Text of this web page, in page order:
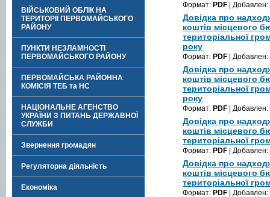
ВІЙСЬКОВИЙ ОБЛІК НА
ТЕРИТОРІЇ ПЕРВОМАЙСЬКОГО
РАЙОНУ
ПУНКТИ НЕЗЛАМНОСТІ
ПЕРВОМАЙСЬКОГО РАЙОНУ
ПЕРВОМАЙСЬКА РАЙОННА
КОМІСІЯ ТЕБ та НС
НАЦІОНАЛЬНЕ АГЕНСТВО
УКРАЇНИ З ПИТАНЬ ДЕРЖАВНОЇ
СЛУЖБИ
Звернення громадян
Регуляторна діяльність
Економіка
Формат: PDF | Добавлен:
Довідка про
коштів місцевого
територіальної
року
Формат: PDF | Добавлен:
Довідка про
коштів місцевого
територіальної
року
Формат: PDF | Добавлен:
Довідка про
коштів місцевого
територіальної
Формат: PDF | Добавлен:
Довідка про
коштів місцевого
територіальної
Формат: PDF | Добавлен: